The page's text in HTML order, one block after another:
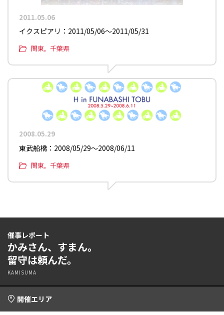
2011.05.06
イクスピアリ：2011/05/06〜2011/05/31
関東 千葉県
2008.05.29
東武船橋：2008/05/29〜2008/06/11
関東 千葉県
催事レポート
かみさん、すまん。
留守は頼んだ。
KAMISUMA
開催エリア